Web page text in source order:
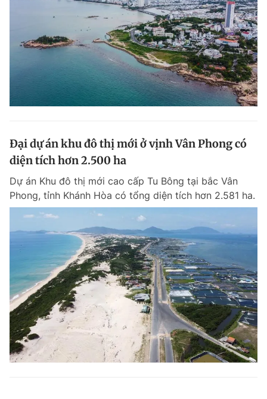
Đại dự án khu đô thị mới ở vịnh Vân Phong có
diện tích hơn 2.500 ha
Dự án Khu đô thị mới cao cấp Tu Bông tại bắc Vân
Phong, tỉnh Khánh Hòa có tổng diện tích hơn 2.581 ha.